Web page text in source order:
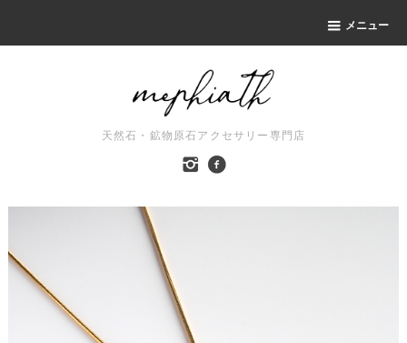
メニュー
天然石・鉱物原石アクセサリー専門店